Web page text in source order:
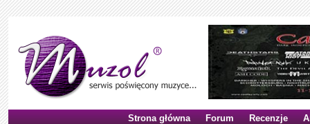
Strona główna Forum Recenzje